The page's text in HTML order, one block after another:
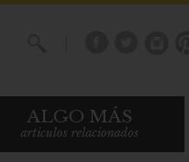
ALGO MÁS
articulos relacionados